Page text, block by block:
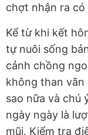
chợt nhận ra
Kể từ khi kết
tự nuôi sống
cảnh chồng
không than vãn
sao nữa và chú
ngày ngày là
mũi. Kiểm tra